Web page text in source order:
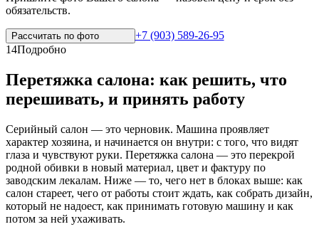
обязательств.
Рассчитать по фото
+7 (903) 589-26-95
14Подробно
Перетяжка салона: как решить, что
перешивать, и принять работу
Серийный салон — это черновик. Машина проявляет
характер хозяина, и начинается он внутри: с того, что видят
глаза и чувствуют руки. Перетяжка салона — это перекрой
родной обивки в новый материал, цвет и фактуру по
заводским лекалам. Ниже — то, чего нет в блоках выше: как
салон стареет, чего от работы стоит ждать, как собрать дизайн,
который не надоест, как принимать готовую машину и как
потом за ней ухаживать.